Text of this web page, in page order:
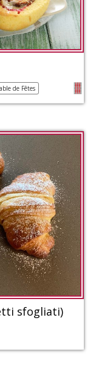
de Fêtes
sfogliati)